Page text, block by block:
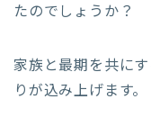
たのでしょうか？
家族と最期を共に
りが込み上げます。